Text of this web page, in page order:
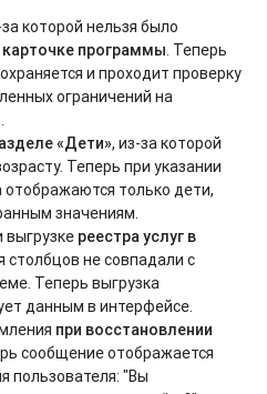
которой нельзя было
карточке программы. Теперь
и проходит проверку
ограничений на
«Дети», из-за которой
Теперь при указании
отображаются только дети,
значениям.
выгрузке реестра услуг в
столбцов не совпадали с
Теперь выгрузка
данным в интерфейсе.
при восстановлении
сообщение отображается
пользователя: "Вы